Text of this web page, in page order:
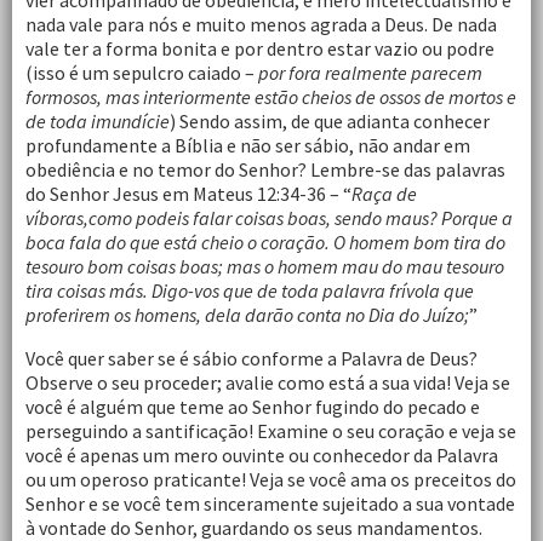
nada vale para nós e muito menos agrada a Deus. De nada
vale ter a forma bonita e por dentro estar vazio ou podre
(isso é um sepulcro caiado – por fora realmente parecem
formosos, mas interiormente estão cheios de ossos de mortos e
de toda imundície) Sendo assim, de que adianta conhecer
profundamente a Bíblia e não ser sábio, não andar em
obediência e no temor do Senhor? Lembre-se das palavras
do Senhor Jesus em Mateus 12:34-36 – “Raça de
víboras,como podeis falar coisas boas, sendo maus? Porque a
boca fala do que está cheio o coração. O homem bom tira do
tesouro bom coisas boas; mas o homem mau do mau tesouro
tira coisas más. Digo-vos que de toda palavra frívola que
proferirem os homens, dela darão conta no Dia do Juízo;”
Você quer saber se é sábio conforme a Palavra de Deus?
Observe o seu proceder; avalie como está a sua vida! Veja se
você é alguém que teme ao Senhor fugindo do pecado e
perseguindo a santificação! Examine o seu coração e veja se
você é apenas um mero ouvinte ou conhecedor da Palavra
ou um operoso praticante! Veja se você ama os preceitos do
Senhor e se você tem sinceramente sujeitado a sua vontade
à vontade do Senhor, guardando os seus mandamentos.